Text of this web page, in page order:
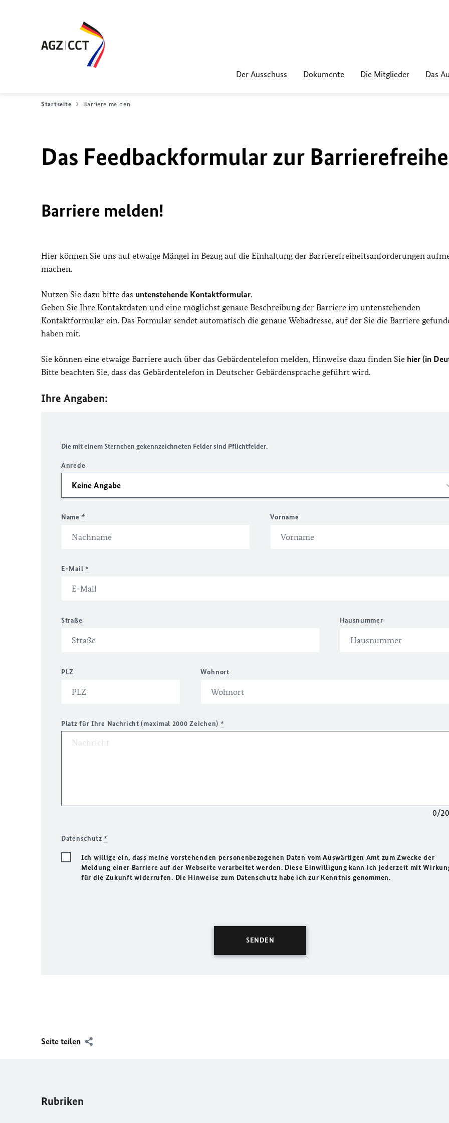
Der Ausschuss Dokumente Die Mitglieder Das
Startseite Barriere melden
Das Feedbackformular zur
Barriere melden!
Hier können Sie uns auf etwaige Mängel in Bezug auf die Einhaltung der Barrierefreiheitsanforderungen
machen.
Nutzen Sie dazu bitte das untenstehende Kontaktformular.
Geben Sie Ihre Kontaktdaten und eine möglichst genaue Beschreibung der Barriere im untenstehenden
Kontaktformular ein. Das Formular sendet automatisch die genaue Webadresse, auf der Sie die Barriere
haben mit.
Sie können eine etwaige Barriere auch über das Gebärdentelefon melden, Hinweise dazu finden Sie hier (in
Bitte beachten Sie, dass das Gebärdentelefon in Deutscher Gebärdensprache geführt wird.
Ihre Angaben:
Die mit einem Sternchen gekennzeichneten Felder sind Pflichtfelder.
Anrede
Name * Vorname
E-Mail *
Straße Hausnummer
PLZ Wohnort
Platz für Ihre Nachricht (maximal 2000 Zeichen) *
0/
Datenschutz*
Ich willige ein, dass meine vorstehenden personenbezogenen Daten vom Auswärtigen Amt zum Zwecke der
Meldung einer Barriere auf der Webseite verarbeitet werden. Diese Einwilligung kann ich jederzeit mit
für die Zukunft widerrufen. Die Hinweise zum Datenschutz habe ich zur Kenntnis genommen.
Seite teilen
Rubriken